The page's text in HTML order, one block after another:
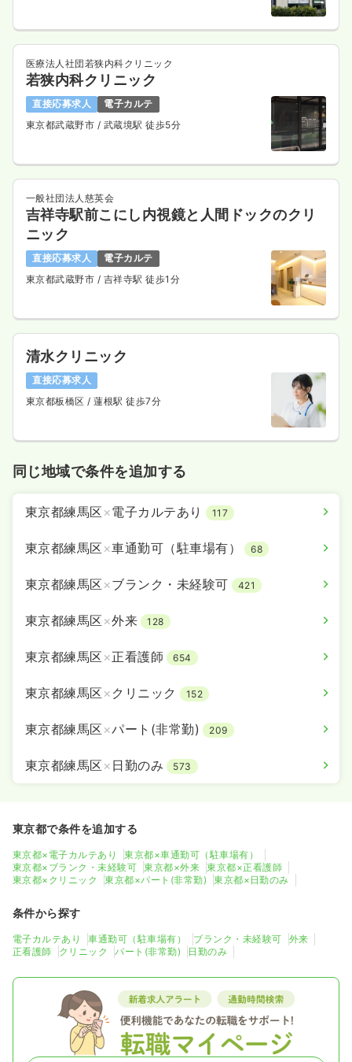
医療法人社団若狭内科クリニック
若狭内科クリニック
直接応募求人
電子カルテ
東京都武蔵野市 / 武蔵境駅 徒歩5分
一般社団法人慈英会
吉祥寺駅前こにし内視鏡と人間ドックのクリ
ニック
直接応募求人
電子カルテ
東京都武蔵野市 / 吉祥寺駅 徒歩1分
清水クリニック
直接応募求人
東京都板橋区 / 蓮根駅 徒歩7分
同じ地域で条件を追加する
東京都練馬区 ×電子カルテあり 117
東京都練馬区 ×車通勤可（駐車場有） 68
東京都練馬区 ×ブランク・未経験可 421
東京都練馬区 ×外来 128
東京都練馬区 ×正看護師 654
東京都練馬区 × クリニック 152
東京都練馬区 ×パート(非常勤) 209
東京都練馬区 × 日勤のみ 573
東京都で条件を追加する
東京都×電子カルテあり
東京都×車通勤可（駐車場有）
東京都×ブランク・未経験可
東京都×外来
東京都×正看護師
東京都×クリニック
東京都×パート(非常勤) 東京都×日勤のみ
条件から探す
電子カルテあり 車通勤可（駐車場有） ブランク・未経験可
外来
正看護師
クリニック パート(非常勤) 日勤のみ